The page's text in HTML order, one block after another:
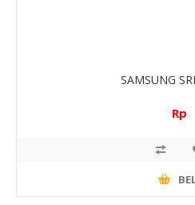
SAMSUNG
Rp